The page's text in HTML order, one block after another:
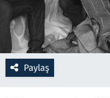
Paylaş
Sağlık
Savunma
Seçim 2023